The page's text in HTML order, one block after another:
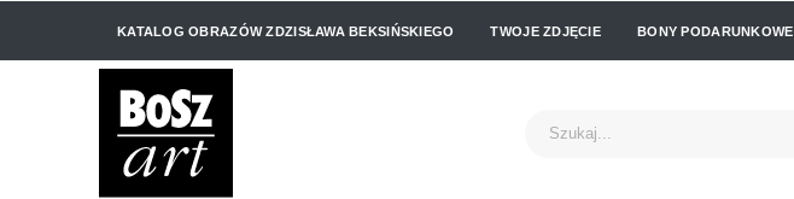
KATALOG OBRAZÓW ZDZISŁAWA BEKSIŃSKIEGO TWOJE ZDJĘCIE BONY PODARUNKOWE